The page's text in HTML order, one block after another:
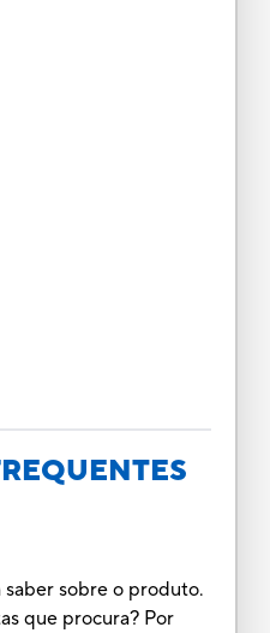
sobre o produto.
que procura? Por